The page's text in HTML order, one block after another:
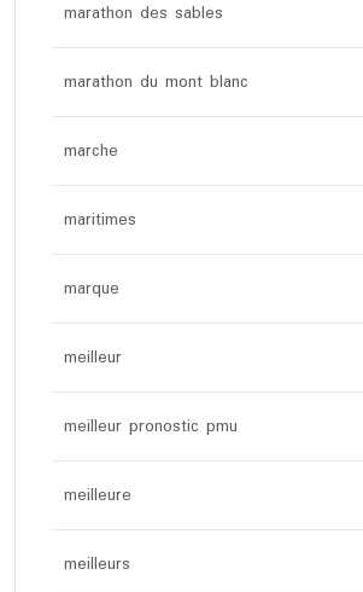
marathon des sables
marathon du mont blanc
marche
maritimes
marque
meilleur
meilleur pronostic pmu
meilleure
meilleurs